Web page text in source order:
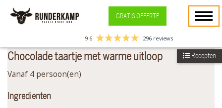
GRATIS OFFERTE
9.6 296 reviews
Chocolade taartje met warme uitloop
Vanaf 4 persoon(en)
Ingredienten
Recepten